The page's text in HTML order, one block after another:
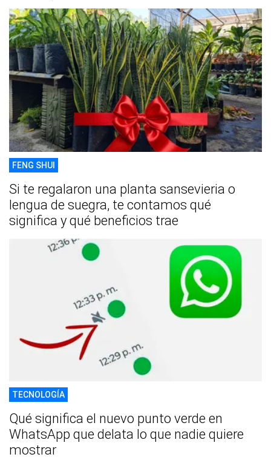
FENG SHUI
Si te regalaron una planta sansevieria o
lengua de suegra, te contamos qué
significa y qué beneficios trae
TECNOLOGÍA
Qué significa el nuevo punto verde en
WhatsApp que delata lo que nadie quiere
mostrar